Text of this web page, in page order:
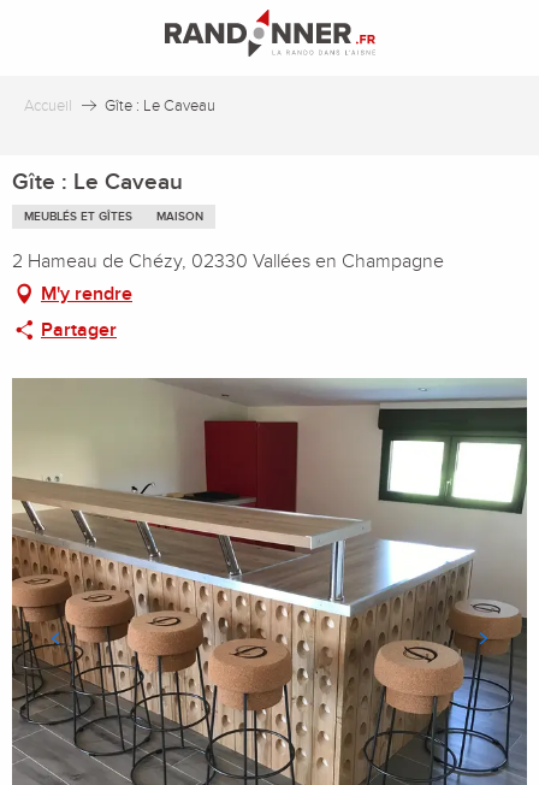
principal
Accueil Gîte : Le Caveau
Gîte : Le Caveau
MEUBLÉS ET GÎTES MAISON
2 Hameau de Chézy, 02330 Vallées en Champagne
M'y rendre
Partager